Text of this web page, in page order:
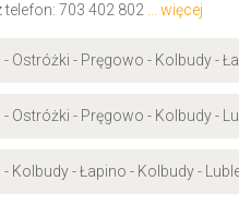
telefon: 703 402 802 ... więcej
- Ostróżki - Pręgowo - Kolbudy -
- Ostróżki - Pręgowo - Kolbudy -
- Kolbudy - Łapino - Kolbudy -